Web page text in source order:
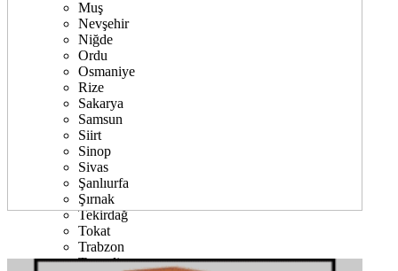
Muş
Nevşehir
Niğde
Ordu
Osmaniye
Rize
Sakarya
Samsun
Siirt
Sinop
Sivas
Şanlıurfa
Şırnak
Tekirdağ
Tokat
Trabzon
Tunceli